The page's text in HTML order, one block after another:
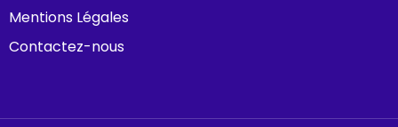
Mentions Légales
Contactez-nous